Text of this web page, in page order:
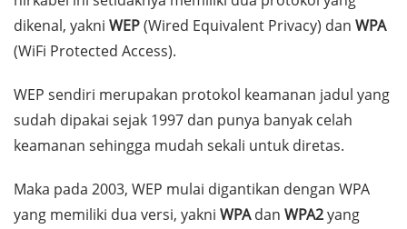
dikenal, yakni WEP(Wired Equivalent Privacy) dan WPA
(WiFi Protected Access).
WEP sendiri merupakan protokol keamanan jadul yang
sudah dipakai sejak 1997 dan punya banyak celah
keamanan sehingga mudah sekali untuk diretas.
Maka pada 2003, WEP mulai digantikan dengan WPA
yang memiliki dua versi, yakni WPAdan WPA2yang